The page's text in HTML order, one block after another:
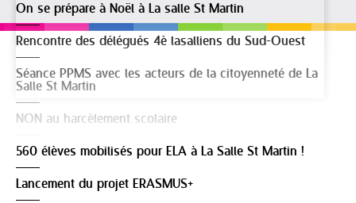
On se prépare à Noël à La salle St Martin
Rencontre des délégués 4è lasalliens du Sud-Ouest
Séance PPMS avec les acteurs de la citoyenneté de La
Salle St Martin
NON au harcèlement scolaire
560 élèves mobilisés pour ELA à La Salle St Martin !
Lancement du projet ERASMUS+